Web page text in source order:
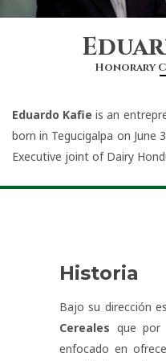
Eduardo Kafie is an
born in Tegucigalpa on June
Executive joint of Dairy
Historia
Bajo su dirección
Cereales que
enfocado en